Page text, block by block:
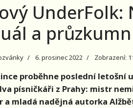
UnderFolk:
a
6. prosinec 2022 Zobrazení:
proběhne poslední letošní
písničkáři z Prahy: mistr
a mladá nadějná autorka